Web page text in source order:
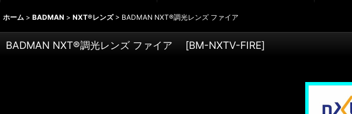
ホーム > BADMAN > NXT®レンズ > BADMAN NXT®調光レンズ ファイア
BADMAN NXT®調光レンズ ファイア [BM-NXTV-FIRE]